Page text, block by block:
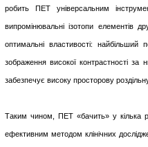
робить ПЕТ універсальним
випромінювальні ізотопи елементів
оптимальні властивості:
зображення високої контрастності за
забезпечує високу просторову
Таким чином, ПЕТ «бачить» у кілька
ефективним методом клінічних